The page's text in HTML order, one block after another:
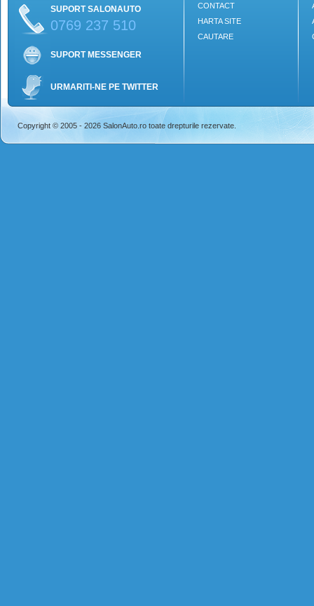
SUPORT SALONAUTO
0769 237 510
SUPORT MESSENGER
URMARITI-NE PE TWITTER
CONTACT
HARTA SITE
CAUTARE
Copyright © 2005 - 2026 SalonAuto.ro toate drepturile rezervate.